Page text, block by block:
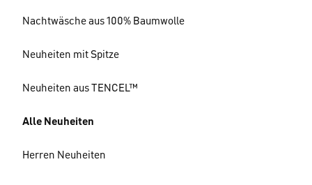
Nachtwäsche aus 100% Baumwolle
Neuheiten mit Spitze
Neuheiten aus TENCEL™
Alle Neuheiten
Herren Neuheiten